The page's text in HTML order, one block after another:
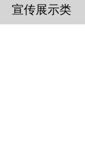
宣传展示类